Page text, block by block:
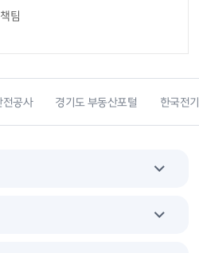
팀
전공사 경기도 부동산포털 한국전